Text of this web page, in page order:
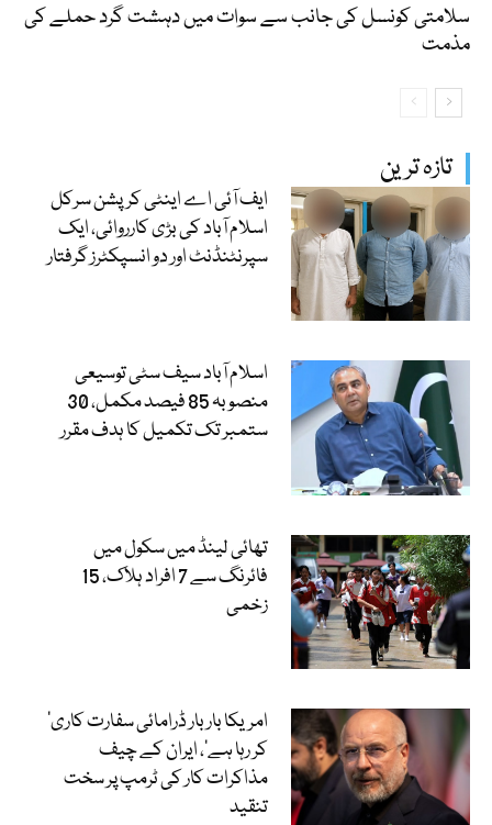
تازہ ترین
ایف آئی اے اینٹی کرپشن سرکل
اسلام آباد کی بڑی کارروائی، ایک
سپرنٹنڈنٹ اور دو انسپکٹرز گرفتار
اسلام آباد سیف سٹی توسیعی
منصوبہ 85 فیصد مکمل، 30
ستمبر تک تکمیل کا ہدف مقرر
تھائی لینڈ میں سکول میں
فائرنگ سے 7 افراد ہلاک، 15
زخمی
’امریکا بار بار ڈرامائی سفارت کاری
کر رہا ہے‘، ایران کے چیف
مذاکرات کار کی ٹرمپ پر سخت
تنقید
سلامتی کونسل کی جانب سے سوات میں دہشت گرد حملے کی
مذمت